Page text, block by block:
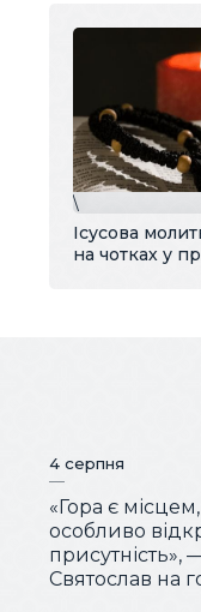
\
Ісусова
на чотках у
4 серпня
«Гора є
особливо
Святослав на